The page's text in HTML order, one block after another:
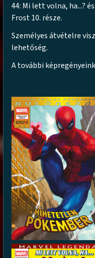
44: Mi lett volna, ha...?
Frost 10. része.
Személyes átvételre
lehetőség.
A további